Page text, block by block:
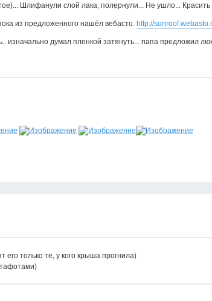
Шлифанули слой лака, полернули... Не ушло...
из предложенного нашёл вебасто. http://
изначально думал пленкой затянуть... папа предложил
только те, у кого крыша прогнила)